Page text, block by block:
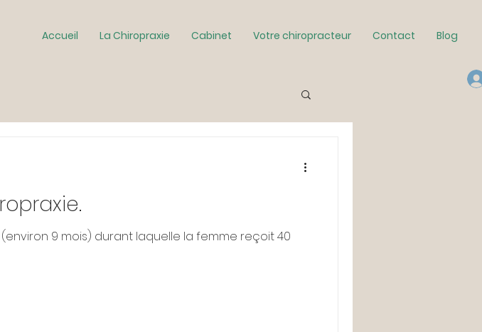
Accueil La Chiropraxie Cabinet Votre chiropracteur Contact Blog
9 mois) durant laquelle la femme reçoit 40